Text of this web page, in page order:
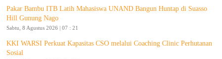
Pakar Bambu ITB Latih Mahasiswa UNAND Bangun Huntap di Suasso
Hill Gunung Nago
Sabtu, 8 Agustus 2026 | 07 : 21
KKI WARSI Perkuat Kapasitas CSO melalui Coaching Clinic Perhutanan
Sosial